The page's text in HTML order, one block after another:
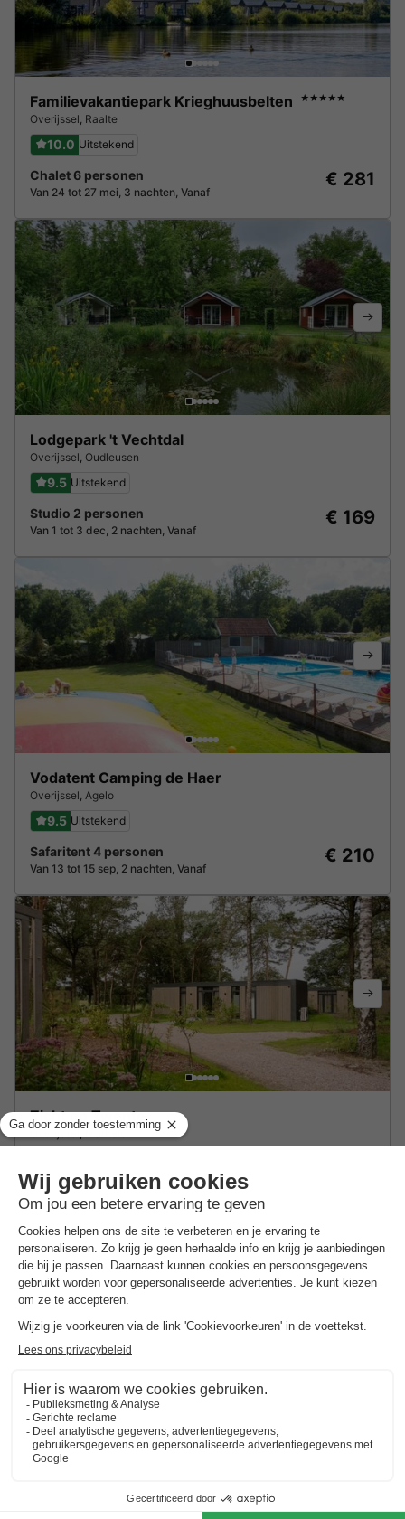
Familievakantiepark Krieghuusbelten ★★★★★
Overijssel Raalte
10.0 Uitstekend
Chalet 6 personen
Van 24 tot 27 mei, 3 nachten, Vanaf
€ 281
Lodgepark 't Vechtdal
Overijssel Oudleusen
9.5 Uitstekend
Studio 2 personen
Van 1 tot 3 dec, 2 nachten, Vanaf
€ 169
Vodatent Camping de Haer
Overijssel Agelo
9.5 Uitstekend
Safaritent 4 personen
Van 13 tot 15 sep, 2 nachten, Vanaf
€ 210
Zicht op Twente
Lodge 4 personen
Van 4 tot 6 jan, 2 nachten, Vanaf
Over Villapark Ehzerburg
Ontdek meer over het park en de bezienswaardigheden
in de buurt.
Villapark Ehzerburg
Goed omte weten
Voorkeuren
Voor voorkeuren zoals bijvoorbeeld de ligging van je
accommodatie kun je contact opnemen met de aanbieder.